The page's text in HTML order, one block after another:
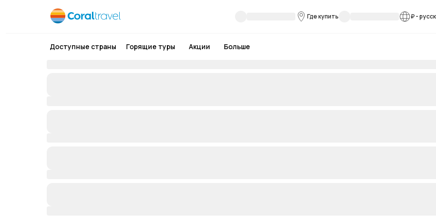
Где купить ₽-
Доступные страны Горящие туры Акции Больше